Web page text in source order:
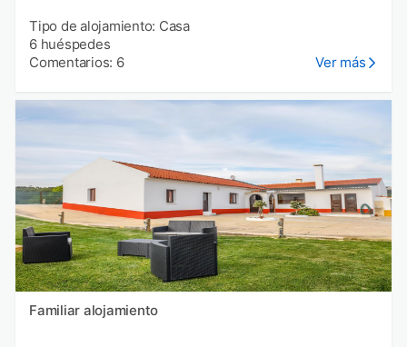
Tipo de alojamiento: Casa
6 huéspedes
Comentarios: 6
Ver más
Familiar alojamiento